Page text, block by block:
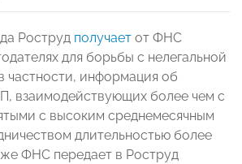
Роструд получает от ФНС
для борьбы с нелегальной
частности, информация об
взаимодействующих более чем с
с высоким среднемесячным
длительностью более
ФНС передает в Роструд